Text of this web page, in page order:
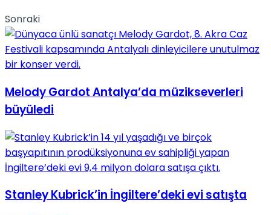
Sonraki
Melody Gardot Antalya’da müzikseverleri
büyüledi
Stanley Kubrick’in İngiltere’deki evi satışta